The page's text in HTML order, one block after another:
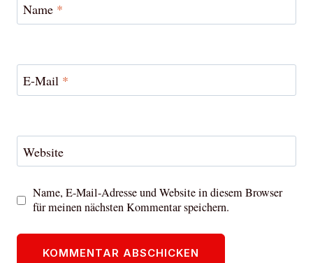
Name *
E-Mail *
Website
Name, E-Mail-Adresse und Website in diesem Browser
für meinen nächsten Kommentar speichern.